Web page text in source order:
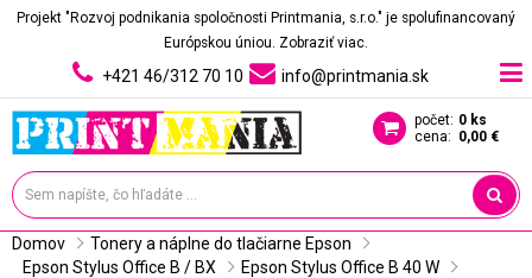
Projekt "Rozvoj podnikania spoločnosti Printmania, s.r.o." je spolufinancovaný
Európskou úniou. Zobraziť viac.
+421 46/312 70 10 info@printmania.sk
počet: 0 ks
cena: 0,00 €
Domov
Tonery a náplne do tlačiarne Epson
Epson Stylus Office B / BX
Epson Stylus Office B 40 W